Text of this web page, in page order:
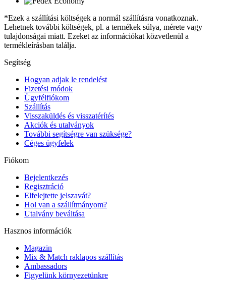
*Ezek a szállítási költségek a normál szállításra vonatkoznak.
Lehetnek további költségek, pl. a termékek súlya, mérete vagy
tulajdonságai miatt. Ezeket az információkat közvetlenül a
termékleírásban találja.
Segítség
Hogyan adjak le rendelést
Fizetési módok
Ügyfélfiókom
Szállítás
Visszaküldés és visszatérítés
Akciók és utalványok
További segítségre van szüksége?
Céges ügyfelek
Fiókom
Bejelentkezés
Regisztráció
Elfelejtette jelszavát?
Hol van a szállítmányom?
Utalvány beváltása
Hasznos információk
Magazin
Mix & Match raklapos szállítás
Ambassadors
Figyelünk környezetünkre